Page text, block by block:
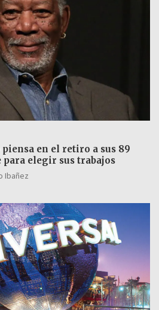
en el retiro a sus 89
para elegir sus trabajos
Ibañez